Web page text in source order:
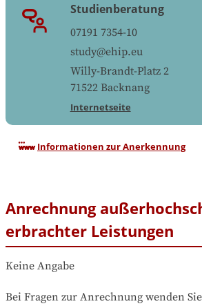
Studienberatung
07191 7354-10
study@ehip.eu
Willy-Brandt-Platz 2
71522 Backnang
Internetseite
Informationen zur Anerkennung
Anrechnung
erbrachter Leistungen
Keine Angabe
Bei Fragen zur Anrechnung wenden